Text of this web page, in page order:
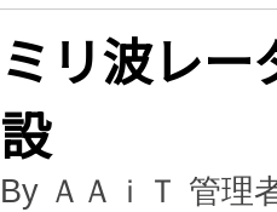
ミリ波レ
設
By ＡＡｉＴ 管理